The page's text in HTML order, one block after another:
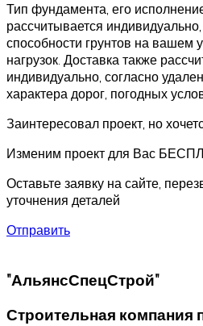
Тип фундамента, его
рассчитывается
способности грунтов на вашем
нагрузок. Доставка также
индивидуально, согласно
характера дорог, погодных
Заинтересовал проект, но
Изменим проект для Вас
Оставьте заявку на сайте,
уточнения деталей
Отправить
"АльянсСпецСтрой"
Строительная компания